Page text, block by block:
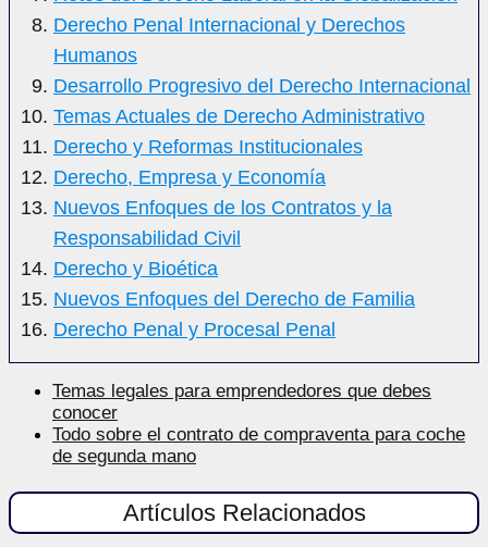
Derecho Penal Internacional y Derechos
Humanos
Desarrollo Progresivo del Derecho Internacional
Temas Actuales de Derecho Administrativo
Derecho y Reformas Institucionales
Derecho, Empresa y Economía
Nuevos Enfoques de los Contratos y la
Responsabilidad Civil
Derecho y Bioética
Nuevos Enfoques del Derecho de Familia
Derecho Penal y Procesal Penal
Temas legales para emprendedores que debes
conocer
Todo sobre el contrato de compraventa para coche
de segunda mano
Artículos Relacionados